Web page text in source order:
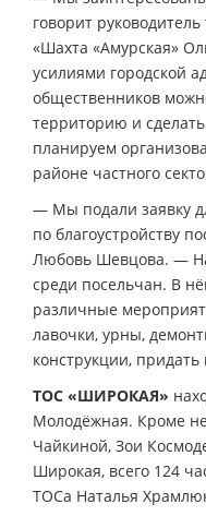
говорит
«Шахта «Амурская»
усилиями городской
общественников
территорию и
планируем
районе частного
— Мы подали заявку
по благоустройству
Любовь Шевцова. —
среди посельчан. В
различные
лавочки, урны,
конструкции, придать
ТОС «ШИРОКАЯ»
Молодёжная. Кроме
Чайкиной, Зои
Широкая, всего 124
ТОСа Наталья